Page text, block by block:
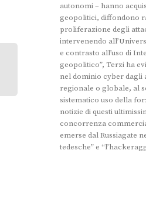
autonomi – hanno
geopolitici, diffondono
proliferazione degli
intervenendo
e contrasto all’uso di
geopolitico”, Terzi ha
nel dominio cyber dagli
regionale o globale, al
sistematico uso della
notizie di questi
concorrenza
emerse dal Russiagate
tedesche” e